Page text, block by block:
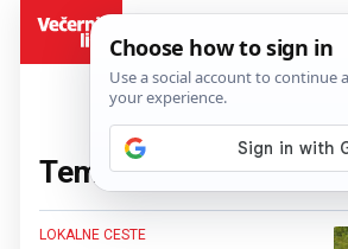
Tema:Grude(383
LOKALNE CESTE